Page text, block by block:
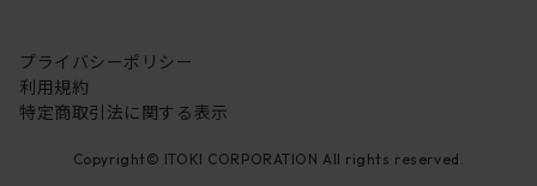
プライバシーポリシー
利用規約
特定商取引法に関する表示
Copyright© ITOKI CORPORATION All rights reserved.